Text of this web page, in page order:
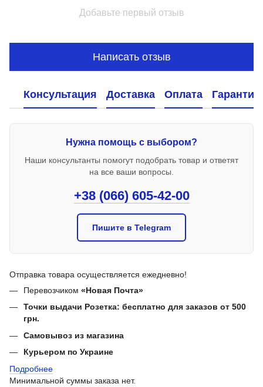
Добавьте первый отзыв
Написать отзыв
Консультация Доставка Оплата Гарантия
Нужна помощь с выбором?
Наши консультанты помогут подобрать товар и ответят
на все ваши вопросы.
+38 (066) 605-42-00
Пишите в Telegram
Отправка товара осуществляется ежедневно!
Перевозчиком «Новая Почта»
Точки выдачи Розетка: бесплатно для заказов от 500
грн.
Самовывоз из магазина
Курьером по Украине
Подробнее
Минимальной суммы заказа нет.